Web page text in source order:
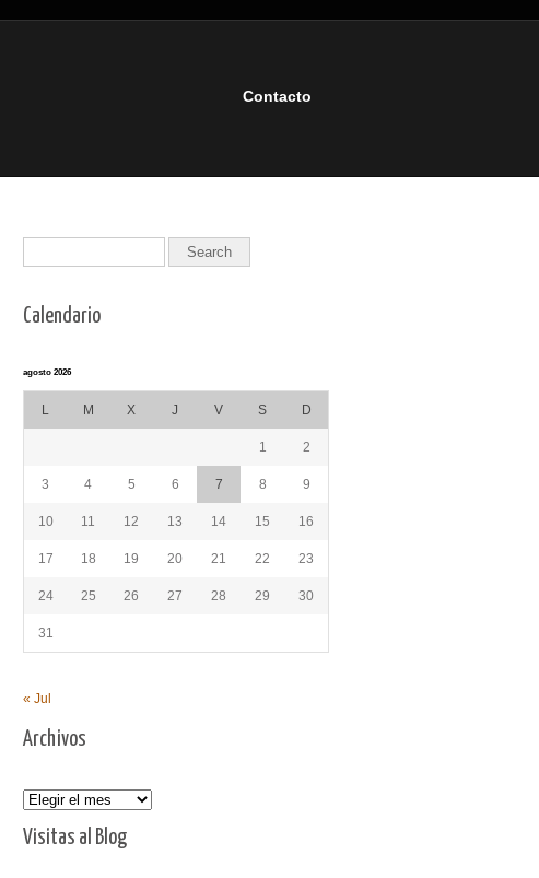
Contacto
Calendario
agosto 2026
L M X J V S D
1 2
3 4 5 6 7 8 9
10 11 12 13 14 15 16
17 18 19 20 21 22 23
24 25 26 27 28 29 30
31
« Jul
Archivos
Archivos
Visitas al Blog